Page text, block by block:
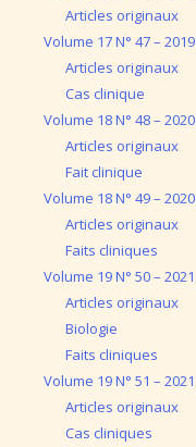
Articles originaux
Volume 17 N° 47 – 2019
Articles originaux
Cas clinique
Volume 18 N° 48 – 2020
Articles originaux
Fait clinique
Volume 18 N° 49 – 2020
Articles originaux
Faits cliniques
Volume 19 N° 50 – 2021
Articles originaux
Biologie
Faits cliniques
Volume 19 N° 51 – 2021
Articles originaux
Cas cliniques